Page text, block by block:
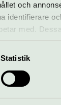
och
identifierare
med.
har samlat
Statistik